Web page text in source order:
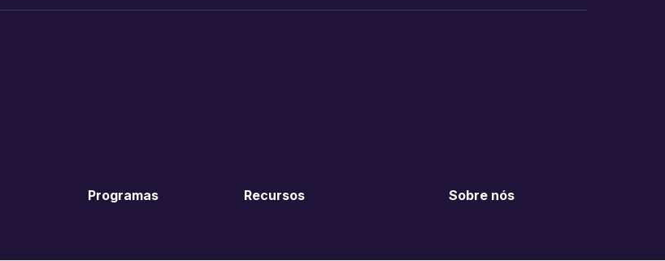
Programas Recursos Sobre nós